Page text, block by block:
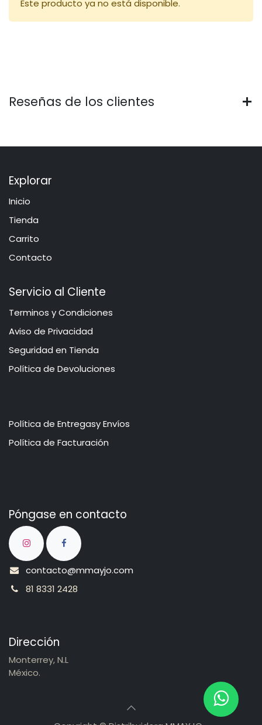
Este producto ya no está disponible.
Reseñas de los clientes
Explorar
Inicio
​​​Tie​n​d​a
Carrito
Contacto
Servicio al Cliente
​​​​​​​​​​​​​​​​​​T​e​r​mi​n​o​s​ ​y​ Co​n​di​cio​ne​s
Aviso de Privacidad
​​​​​​​​S​e​gu​r​idad ​en​ Ti​enda
Política de Devoluciones
Política de Entregasy Envíos
​​​​​P​o​l​​ít​ica de Facturación
Póngase en contacto
contacto@mmayjo.com
81 8331 2428
Dirección
Monterrey, N.L
México.